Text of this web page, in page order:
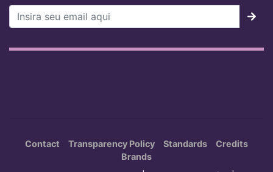
Contact Transparency Policy Standards
Credits
Brands